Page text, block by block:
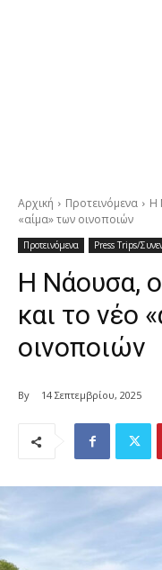
Αρχική Προτεινόμενα
Η
«αίμα» των οινοποιών
Προτεινόμενα Press Trips/
Η Νάουσα,
και το νέο
οινοποιών
By 14 Σεπτεμβρίου, 2025